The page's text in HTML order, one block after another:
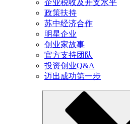
企业税收及开支水平
政策扶持
苏中经济合作
明星企业
创业家故事
官方支持团队
投资创业Q&A
迈出成功第一步